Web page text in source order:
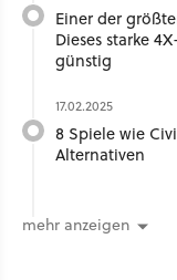
Einer der
Dieses starke
günstig
17.02.2025
8 Spiele wie
Alternativen
mehr anzeigen